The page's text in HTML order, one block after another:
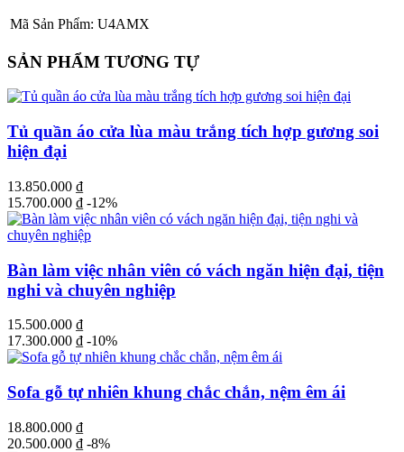
Mã Sản Phẩm: U4AMX
SẢN PHẨM TƯƠNG TỰ
Tủ quần áo cửa lùa màu trắng tích hợp gương soi
hiện đại
13.850.000 ₫
15.700.000 ₫ -12%
Bàn làm việc nhân viên có vách ngăn hiện đại, tiện
nghi và chuyên nghiệp
15.500.000 ₫
17.300.000 ₫ -10%
Sofa gỗ tự nhiên khung chắc chắn, nệm êm ái
18.800.000 ₫
20.500.000 ₫ -8%